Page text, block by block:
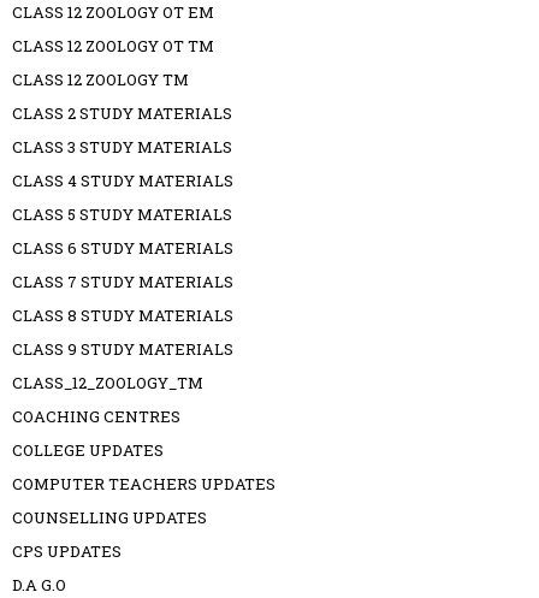
CLASS 12 ZOOLOGY OT EM
CLASS 12 ZOOLOGY OT TM
CLASS 12 ZOOLOGY TM
CLASS 2 STUDY MATERIALS
CLASS 3 STUDY MATERIALS
CLASS 4 STUDY MATERIALS
CLASS 5 STUDY MATERIALS
CLASS 6 STUDY MATERIALS
CLASS 7 STUDY MATERIALS
CLASS 8 STUDY MATERIALS
CLASS 9 STUDY MATERIALS
CLASS_12_ZOOLOGY_TM
COACHING CENTRES
COLLEGE UPDATES
COMPUTER TEACHERS UPDATES
COUNSELLING UPDATES
CPS UPDATES
D.A G.O